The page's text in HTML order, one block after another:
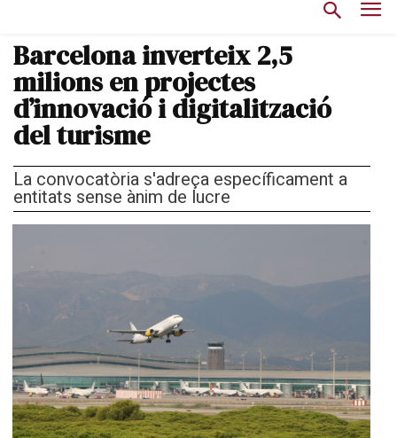
Barcelona inverteix 2,5
milions en projectes
d’innovació i digitalització
del turisme
La convocatòria s'adreça específicament a
entitats sense ànim de lucre